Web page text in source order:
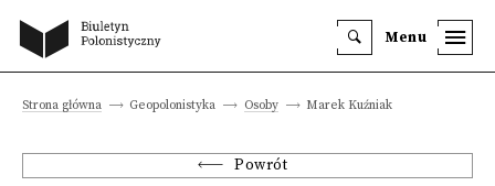
Menu
Strona główna Geopolonistyka Osoby Marek Kuźniak
Powrót